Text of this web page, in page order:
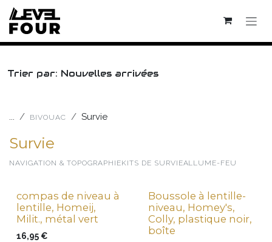
Se rendre au contenu
Trier par: Nouvelles arrivées
... BIVOUAC Survie
Survie
NAVIGATION & TOPOGRAPHIEKITS DE SURVIEALLUME-FEU
compas de niveau à
lentille, Homeij,
Milit., métal vert
16,95 €
Boussole à lentille-
niveau, Homey's,
Colly, plastique noir,
boîte